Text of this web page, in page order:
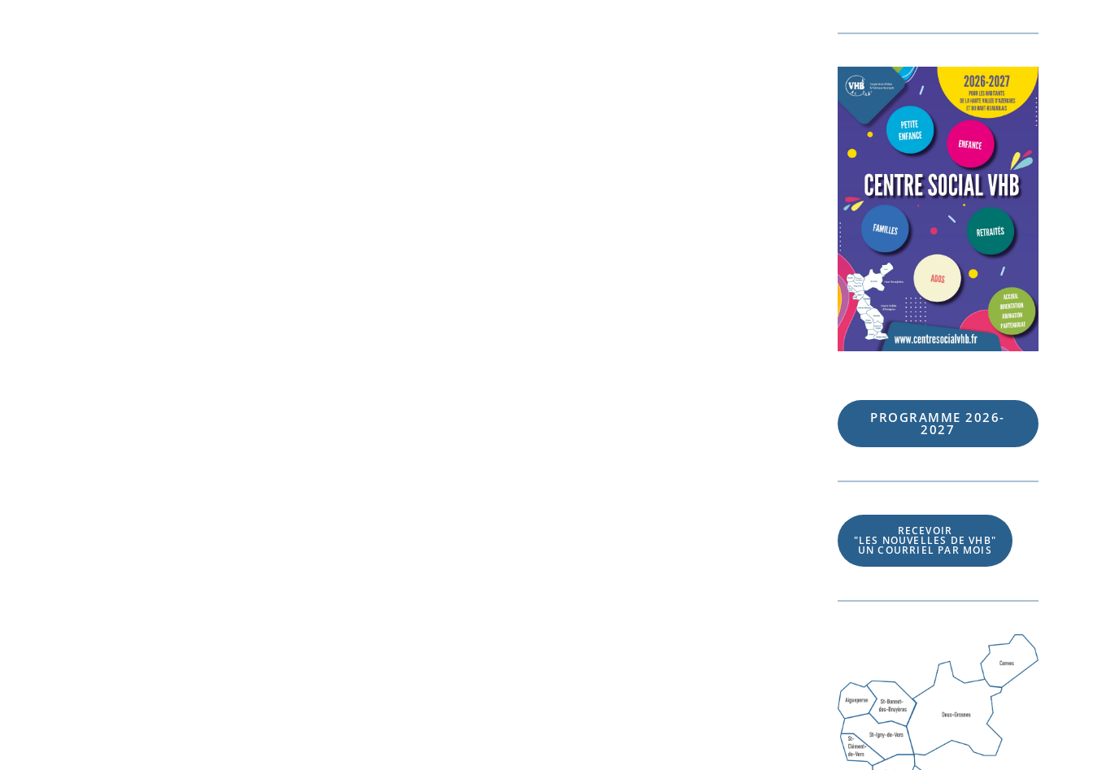
PROGRAMME 2026-
2027
RECEVOIR
"LES NOUVELLES DE VHB"
UN COURRIEL PAR MOIS